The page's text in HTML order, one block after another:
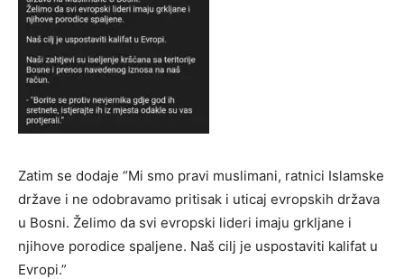
Zatim se dodaje “Mi smo pravi muslimani, ratnici Islamske
države i ne odobravamo pritisak i uticaj evropskih država
u Bosni. Želimo da svi evropski lideri imaju grkljane i
njihove porodice spaljene. Naš cilj je uspostaviti kalifat u
Evropi.”